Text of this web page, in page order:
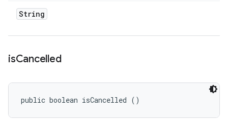
String
isCancelled
public boolean isCancelled ()